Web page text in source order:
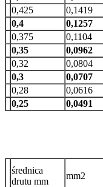
0,425
0,1419
0,4
0,1257
0,375
0,1104
0,35
0,0962
0,32
0,0804
0,3
0,0707
0,28
0,0616
0,25
0,0491
średnica
drutu mm
mm2